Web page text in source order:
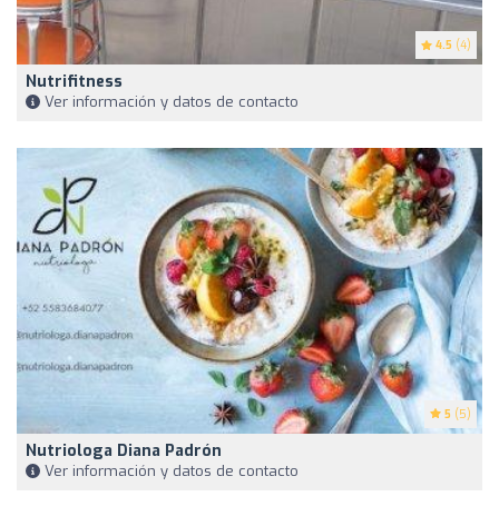
4.5 (4)
Nutrifitness
Ver información y datos de contacto
5 (5)
Nutriologa Diana Padrón
Ver información y datos de contacto